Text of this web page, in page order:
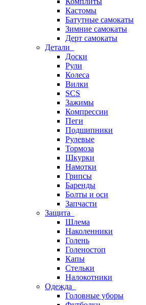
Кастомы
Батутные самокаты
Зимние самокаты
Дерт самокаты
Детали
Доски
Рули
Колеса
Вилки
SCS
Зажимы
Компрессии
Пеги
Подшипники
Рулевые
Тормоза
Шкурки
Намотки
Грипсы
Баренды
Болты и оси
Запчасти
Защита
Шлема
Наколенники
Голень
Голеностоп
Капы
Стельки
Налокотники
Одежда
Головные уборы